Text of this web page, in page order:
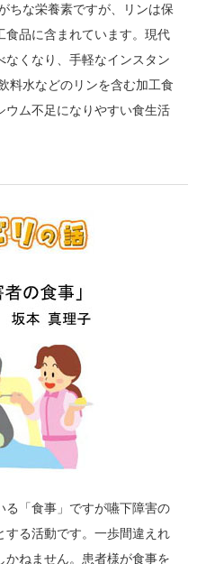
ちな栄養素ですが、リンは保
食品に含まれています。現代
くなり、手軽なインスタン
料水などのリンを含む加工食
ウム不足になりやすい食生活
「食事」ですが嚥下障害の
する活動です。一歩間違えれ
かねません。患者様が食事を